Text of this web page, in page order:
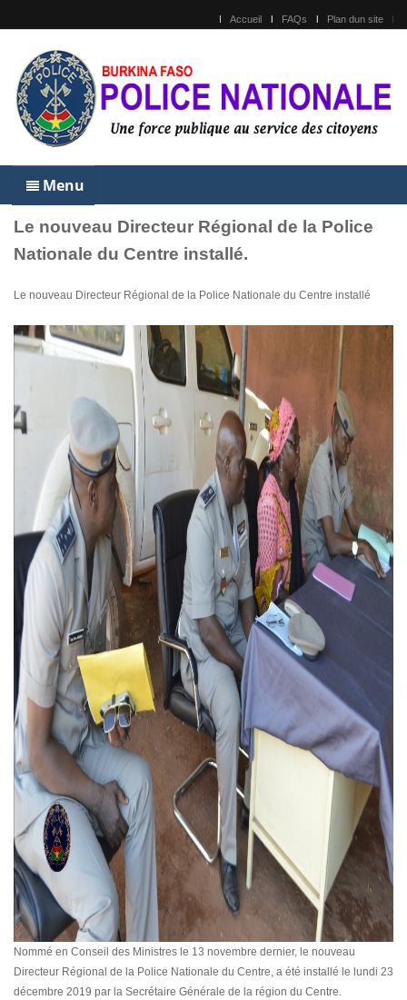
Accueil FAQs Plan dun site
Menu
Le nouveau Directeur Régional de la Police
Nationale du Centre installé.
Le nouveau Directeur Régional de la Police Nationale du Centre installé
Nommé en Conseil des Ministres le 13 novembre dernier, le nouveau
Directeur Régional de la Police Nationale du Centre, a été installé le lundi 23
décembre 2019 par la Secrétaire Générale de la région du Centre.